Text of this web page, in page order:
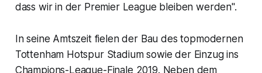
dass wir in der Premier League bleiben werden".
In seine Amtszeit fielen der Bau des topmodernen
Tottenham Hotspur Stadium sowie der Einzug ins
Champions-League-Finale 2019. Neben dem